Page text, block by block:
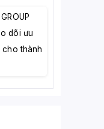
dõi ưu
cho thành